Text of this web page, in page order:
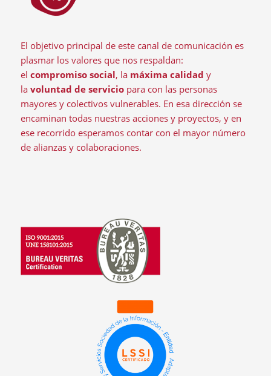
El objetivo principal de este canal de comunicación es
plasmar los valores que nos respaldan:
el compromiso social, la máxima calidad y
la voluntad de serviciopara con las personas
mayores y colectivos vulnerables. En esa dirección se
encaminan todas nuestras acciones y proyectos, y en
ese recorrido esperamos contar con el mayor número
de alianzas y colaboraciones.